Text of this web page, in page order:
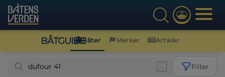
BÅTGUIDEBåter Merker Artikler
Filter